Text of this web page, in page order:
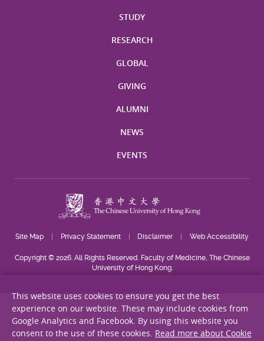
STUDY
RESEARCH
GLOBAL
GIVING
ALUMNI
NEWS
EVENTS
Site Map Privacy Statement Disclaimer Web Accessibility
Copyright © 2026. All Rights Reserved. Faculty of Medicine, The Chinese
University of Hong Kong.
This website uses cookies to ensure you get the best
experience on our website. These may include cookies from
Google Analytics and Facebook. By using this website you
consent to the use of these cookies. Read more about Cookie